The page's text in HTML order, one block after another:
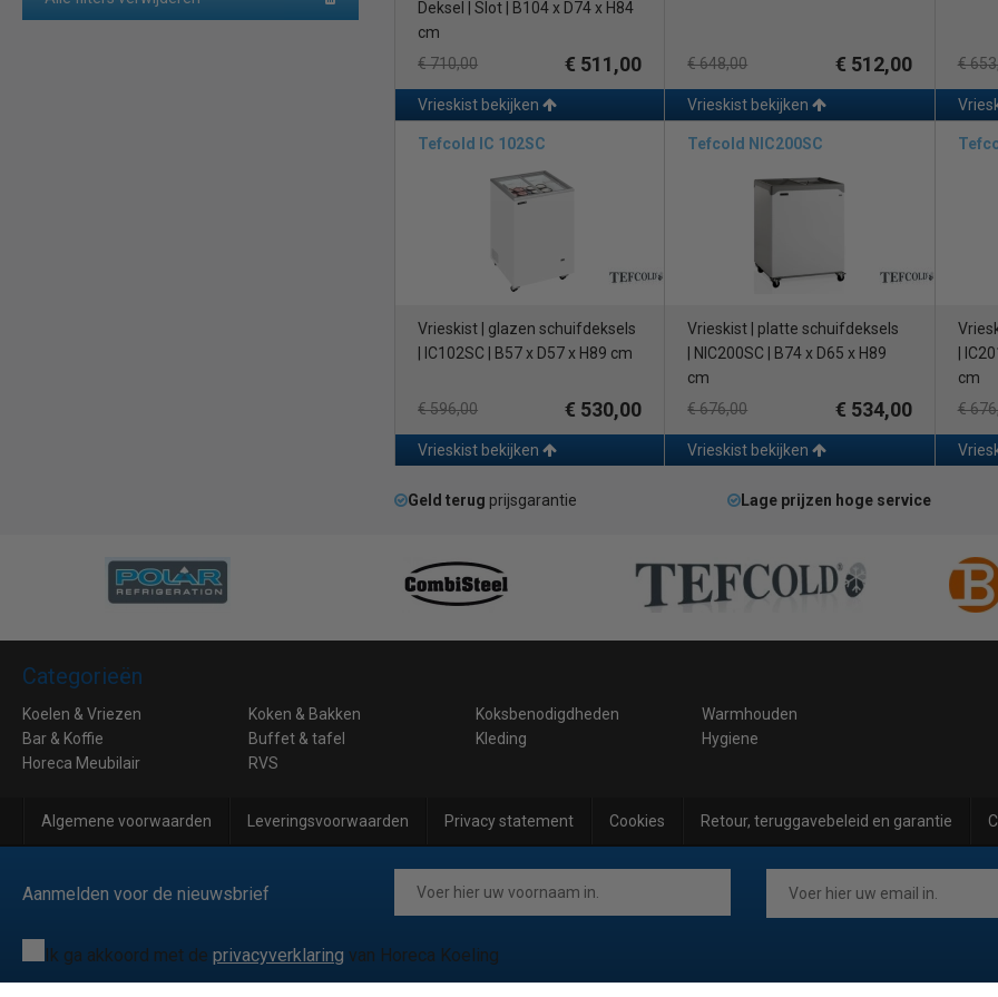
Deksel | Slot | B104 x D74 x H84
cm
€ 710,00
€ 511,00
Vrieskist bekijken
€ 648,00 € 512,00
Vrieskist bekijken
€
Tefcold IC 102SC
Vrieskist | glazen schuifdeksels
| IC102SC | B57 x D57 x H89 cm
€ 596,00 € 530,00
Vrieskist bekijken
Tefcold NIC200SC
Vrieskist | platte schuifdeksels
| NIC200SC | B74 x D65 x H89
cm
€ 676,00
€ 534,00
Vrieskist bekijken
|
cm
€
Geld terug prijsgarantie Lage prijzen hoge service
Categorieën
Koelen & Vriezen Koken & Bakken Koksbenodigdheden
Warmhouden
Bar & Koffie
Buffet & tafel Kleding
Hygiene
Horeca Meubilair
RVS
Algemene voorwaarden Leveringsvoorwaarden Privacy statement Cookies Retour, teruggavebeleid en garantie
Aanmelden voor de nieuwsbrief
Ik ga akkoord met de privacyverklaring van Horeca Koeling